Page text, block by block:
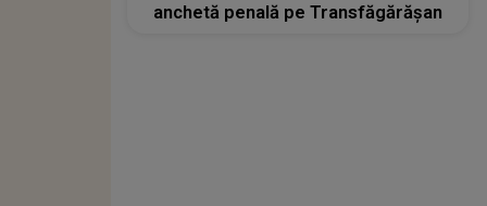
anchetă penală pe Transfăgărășan